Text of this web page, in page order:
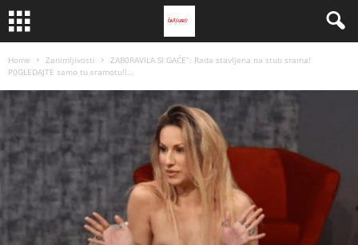
Home Zanimljivosti
ZAB0RAVlLA Sl GAĆE”: Rada stavljena na stub srama!
P0GLEDAJTE samo tu sramotu!!...